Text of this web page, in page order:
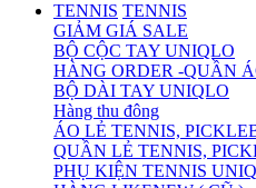
TENNIS TENNIS
GIẢM GIÁ SALE
BỘ CỘC TAY UNIQLO
HÀNG ORDER -QUẦN
BỘ DÀI TAY UNIQLO
Hàng thu đông
ÁO LẺ TENNIS,
QUẦN LẺ TENNIS,
PHỤ KIỆN TENNIS